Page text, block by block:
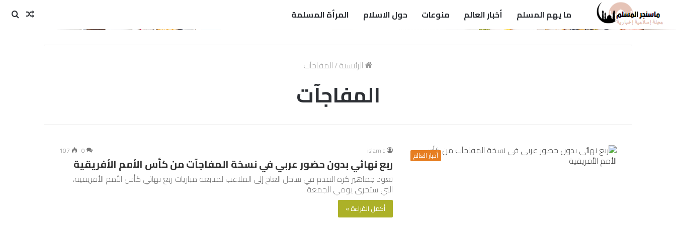
ما يهم المسلم أخبار العالم منوعات حول الاسلام المرأة المسلمة
مقال
الرئيسية/المفاجآت
المفاجآت
أخبار العالم islamic
0
107
ربع نهائي بدون حضور عربي في نسخة المفاجآت من كأس الأمم الأفريقية
تعود جماهير كرة القدم في ساحل العاج إلى الملاعب لمتابعة مباريات ربع نهائي كأس الأمم الأفريقية،
التي ستجرى يومي الجمعة…
أكمل القراءة »